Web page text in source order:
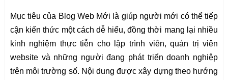
Mục tiêu của Blog Web Mới là giúp người mới có thể tiếp
cận kiến thức một cách dễ hiểu, đồng thời mang lại nhiều
kinh nghiệm thực tiễn cho lập trình viên, quản trị viên
website và những người đang phát triển doanh nghiệp
trên môi trường số. Nội dung được xây dựng theo hướng